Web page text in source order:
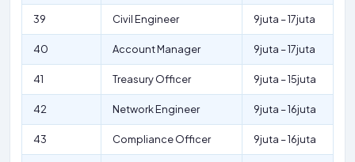
39 Civil Engineer 9juta – 17juta
40 Account Manager 9juta – 17juta
41 Treasury Officer 9juta – 15juta
42 Network Engineer 9juta – 16juta
43 Compliance Officer 9juta – 16juta